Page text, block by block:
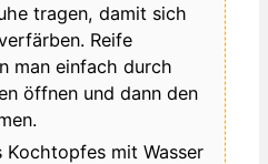
tragen, damit sich
Reife
man einfach durch
öffnen und dann den
Kochtopfes mit Wasser